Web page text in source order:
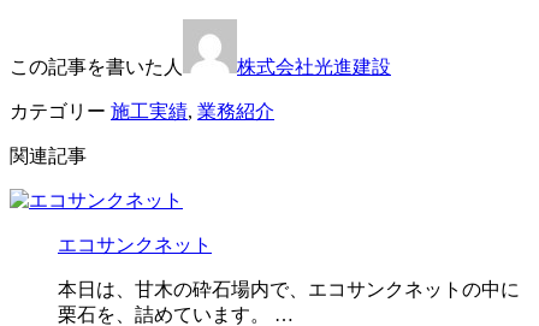
この記事を書いた人 株式会社光進建設
カテゴリー 施工実績, 業務紹介
関連記事
エコサンクネット
本日は、甘木の砕石場内で、エコサンクネットの中に
栗石を、詰めています。 …